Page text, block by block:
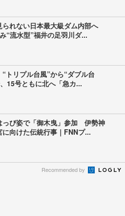
られない日本最大級ダム内部へ
“流水型”福井の足羽川ダ...
“トリプル台風”から“ダブル台
15号ともに北へ「急カ...
っぴ姿で「御木曳」参加 伊勢神
向けた伝統行事｜FNNプ...
Recommended by